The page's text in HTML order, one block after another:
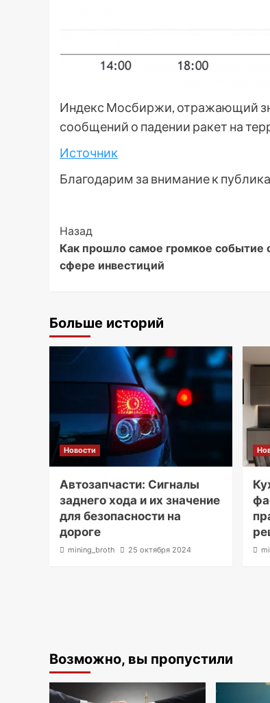
Индекс Мосбиржи, отражающий
сообщений о падении ракет на
Источник
Благодарим за внимание к
Post
Navigation
Назад
Как прошло самое громкое событие
сфере инвестиций
Больше историй
Новости
Автозапчасти: Сигналы
заднего хода и их значение
для безопасности на
дороге
mining_broth 25 октября 2024
Возможно, вы пропустили